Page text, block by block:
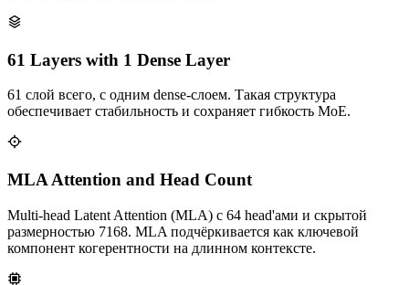
61 Layers with 1 Dense Layer
61 слой всего, с одним dense‑слоем. Такая структура
обеспечивает стабильность и сохраняет гибкость MoE.
MLA Attention and Head Count
Multi‑head Latent Attention (MLA) с 64 head'ами и скрытой
размерностью 7168. MLA подчёркивается как ключевой
компонент когерентности на длинном контексте.